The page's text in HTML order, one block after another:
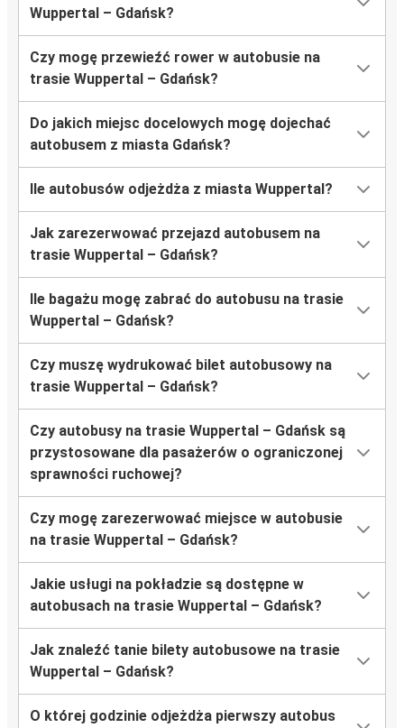
Wuppertal – Gdańsk?
Czy mogę przewieźć rower w autobusie na
trasie Wuppertal – Gdańsk?
Do jakich miejsc docelowych mogę dojechać
autobusem z miasta Gdańsk?
Ile autobusów odjeżdża z miasta Wuppertal?
Jak zarezerwować przejazd autobusem na
trasie Wuppertal – Gdańsk?
Ile bagażu mogę zabrać do autobusu na trasie
Wuppertal – Gdańsk?
Czy muszę wydrukować bilet autobusowy na
trasie Wuppertal – Gdańsk?
Czy autobusy na trasie Wuppertal – Gdańsk są
przystosowane dla pasażerów o ograniczonej
sprawności ruchowej?
Czy mogę zarezerwować miejsce w autobusie
na trasie Wuppertal – Gdańsk?
Jakie usługi na pokładzie są dostępne w
autobusach na trasie Wuppertal – Gdańsk?
Jak znaleźć tanie bilety autobusowe na trasie
Wuppertal – Gdańsk?
O której godzinie odjeżdża pierwszy autobus